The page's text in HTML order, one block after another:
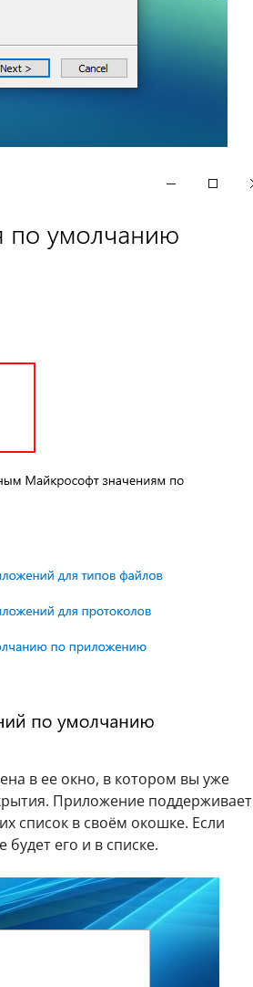
в ее окно, в котором вы уже
Приложение поддерживает
список в своём окошке. Если
его и в списке.